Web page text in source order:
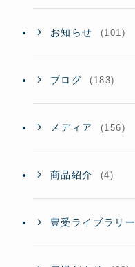
お知らせ (101)
ブログ (183)
メディア (156)
商品紹介 (4)
豊受ライブラリー